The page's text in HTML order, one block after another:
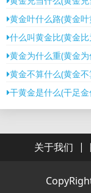
黄金叶什么路(黄金
什么叫黄金比(黄金
黄金为什么重(黄金
黄金不算什么(黄金
干黄金是什么(干足
关于我们 |